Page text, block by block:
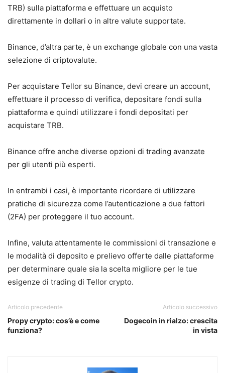
TRB) sulla piattaforma e effettuare un acquisto
direttamente in dollari o in altre valute supportate.
Binance, d’altra parte, è un exchange globale con una vasta
selezione di criptovalute.
Per acquistare Tellor su Binance, devi creare un account,
effettuare il processo di verifica, depositare fondi sulla
piattaforma e quindi utilizzare i fondi depositati per
acquistare TRB.
Binance offre anche diverse opzioni di trading avanzate
per gli utenti più esperti.
In entrambi i casi, è importante ricordare di utilizzare
pratiche di sicurezza come l’autenticazione a due fattori
(2FA) per proteggere il tuo account.
Infine, valuta attentamente le commissioni di transazione e
le modalità di deposito e prelievo offerte dalle piattaforme
per determinare quale sia la scelta migliore per le tue
esigenze di trading di Tellor crypto.
Articolo precedente
Propy crypto: cos’è e come
funziona?
Articolo successivo
Dogecoin in rialzo: crescita
in vista